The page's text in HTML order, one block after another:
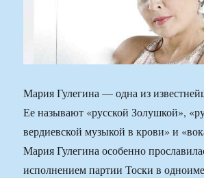
Мария Гулегина — одна из
Ее называют «русской Золушкой»,
вердиевской музыкой в крови» и
Мария Гулегина особенно
исполнением партии Тоски в